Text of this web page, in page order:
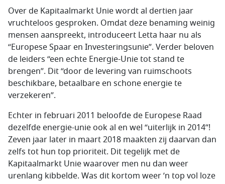
Over de Kapitaalmarkt Unie wordt al dertien jaar
vruchteloos gesproken. Omdat deze benaming weinig
mensen aanspreekt, introduceert Letta haar nu als
“Europese Spaar en Investeringsunie”. Verder beloven
de leiders “een echte Energie-Unie tot stand te
brengen”. Dit “door de levering van ruimschoots
beschikbare, betaalbare en schone energie te
verzekeren”.
Echter in februari 2011 beloofde de Europese Raad
dezelfde energie-unie ook al en wel “uiterlijk in 2014”!
Zeven jaar later in maart 2018 maakten zij daarvan dan
zelfs tot hun top prioriteit. Dit tegelijk met de
Kapitaalmarkt Unie waarover men nu dan weer
urenlang kibbelde. Was dit kortom weer ’n top vol loze